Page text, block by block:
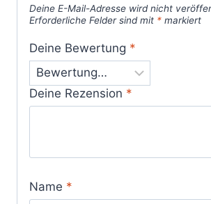
Deine E-Mail-Adresse wird nicht
Erforderliche Felder sind mit * markiert
Deine Bewertung *
Deine Rezension *
Name *